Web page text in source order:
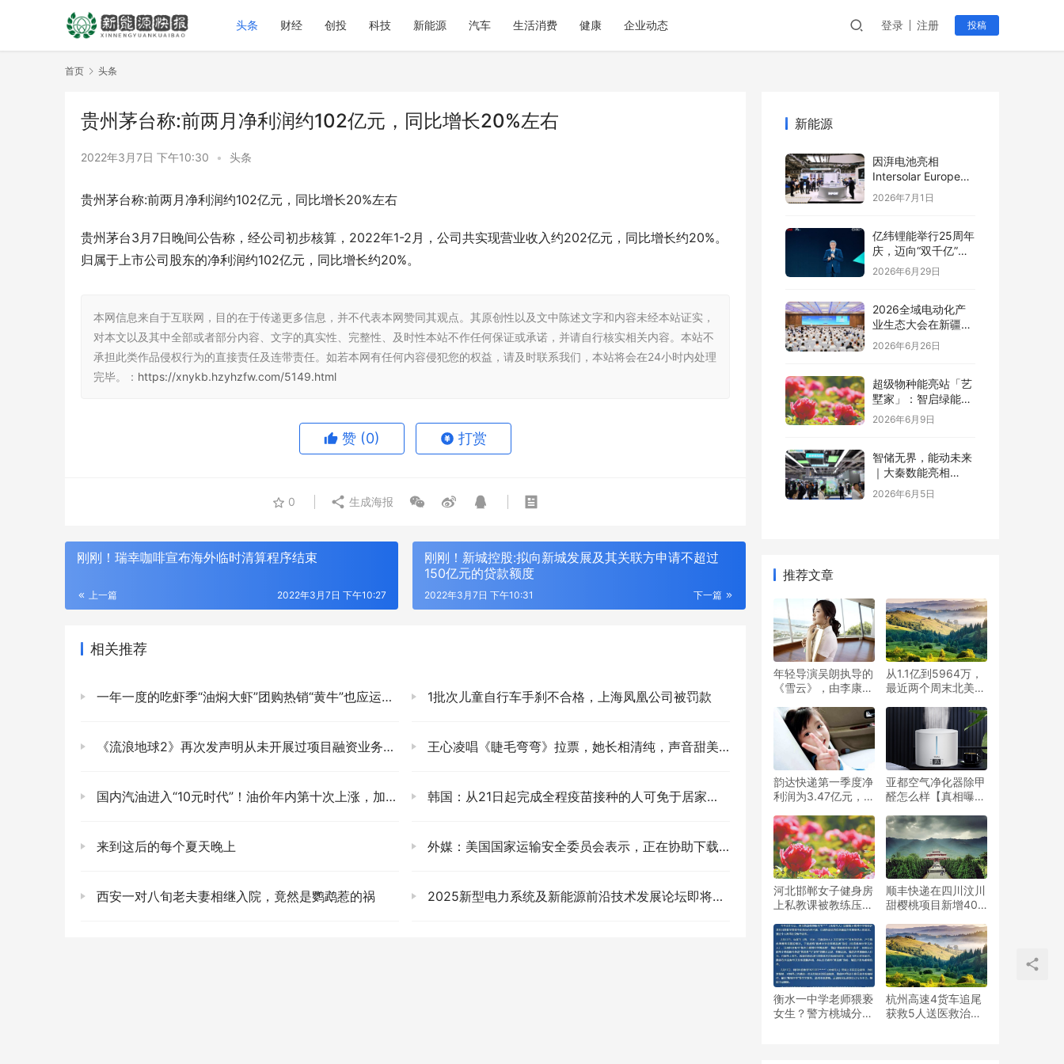
头条 财经 创投 科技 新能源 汽车 生活消费 健康 企业动态 登录 注册 投稿
首页 头条
贵州茅台称:前两月净利润约102亿元，同比增长20%左右
2022年3月7日 下午10:30 • 头条
贵州茅台称:前两月净利润约102亿元，同比增长20%左右
贵州茅台3月7日晚间公告称，经公司初步核算，2022年1-2月，公司共实现营业收入约202亿元，同比增长约20%。
归属于上市公司股东的净利润约102亿元，同比增长约20%。
本网信息来自于互联网，目的在于传递更多信息，并不代表本网赞同其观点。其原创性以及文中陈述文字和内容未经本站证实，
对本文以及其中全部或者部分内容、文字的真实性、完整性、及时性本站不作任何保证或承诺，并请自行核实相关内容。本站不
承担此类作品侵权行为的直接责任及连带责任。如若本网有任何内容侵犯您的权益，请及时联系我们，本站将会在24小时内处理
完毕。： https://xnykb.hzyhzfw.com/5149.html
赞 (0) 打赏
0 生成海报
刚刚！瑞幸咖啡宣布海外临时清算程序结束
上一篇 2022年3月7日 下午10:27
刚刚！新城控股:拟向新城发展及其关联方申请不超过
150亿元的贷款额度
下一篇
2022年3月7日 下午10:31
相关推荐
一年一度的吃虾季“油焖大虾”团购热销“黄牛”也应运而生 1批次儿童自行车手刹不合格，上海凤凰公司被罚款
《流浪地球2》再次发声明从未开展过项目融资业务，请公众谨防欺诈 王心凌唱《睫毛弯弯》拉票，她长相清纯，声音甜美，很多粉丝都心动了
国内汽油进入“10元时代”！油价年内第十次上涨，加满一箱油多花了15块钱 韩国：从21日起完成全程疫苗接种的人可免于居家隔离
来到这后的每个夏天晚上 外媒：美国国家运输安全委员会表示，正在协助下载东航黑匣子的数据
西安一对八旬老夫妻相继入院，竟然是鹦鹉惹的祸 2025新型电力系统及新能源前沿技术发展论坛即将启幕
新能源
因湃电池亮相
Intersolar Europe
2026:以车规级安全
推动全球储能产业标
2026年7月1日
亿纬锂能举行25周年
庆，迈向“双千亿”新
阶段
2026年6月29日
2026全域电动化产
业生态大会在新疆塔
城盛大开幕
2026年6月26日
超级物种能亮站「艺
墅家」：智启绿能，
省钱又增值
2026年6月9日
智储无界，能动未来
｜大秦数能亮相
SNEC，以全场景储
能方案诠释“智储”新
2026年6月5日
推荐文章
年轻导演吴朗执导的
《雪云》，由李康生
从1.1亿到5964万，
最近两个周末北美票
韵达快递第一季度净
利润为3.47亿元，
元
亚都空气净化器除甲
醛怎么样【真相曝
河北邯郸女子健身房
上私教课被教练压骨
顺丰快递在四川汶川
甜樱桃项目新增40
间地头
衡水一中学老师猥亵
女生？警方桃城分局
杭州高速4货车追尾
获救5人送医救治，